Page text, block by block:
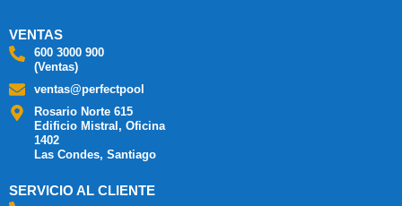
VENTAS
600 3000 900
(Ventas)
ventas@perfectpool
Rosario Norte 615
Edificio Mistral, Oficina
1402
Las Condes, Santiago
SERVICIO AL CLIENTE